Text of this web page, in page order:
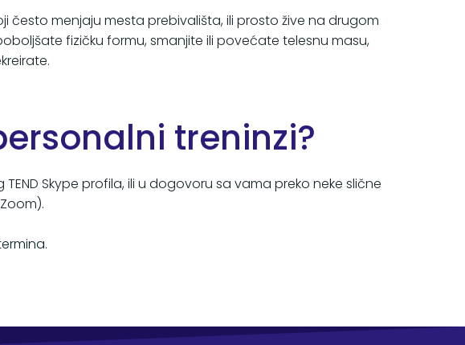
često menjaju mesta prebivališta, ili prosto žive na drugom
fizičku formu, smanjite ili povećate telesnu masu,
treninzi?
Skype profila, ili u dogovoru sa vama preko neke slične